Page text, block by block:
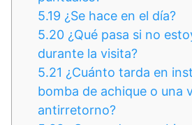
5.19 ¿Se hace en el día?
5.20 ¿Qué pasa si no
durante la visita?
5.21 ¿Cuánto tarda en
bomba de achique o una
antirretorno?